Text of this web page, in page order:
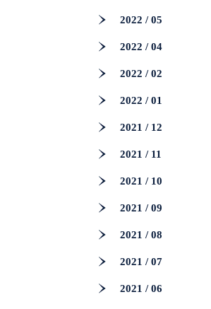
2022 / 05
2022 / 04
2022 / 02
2022 / 01
2021 / 12
2021 / 11
2021 / 10
2021 / 09
2021 / 08
2021 / 07
2021 / 06